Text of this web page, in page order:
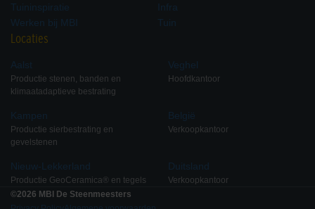
Tuininspiratie
Werken bij MBI
Infra
Tuin
Locaties
Aalst
Productie stenen, banden en
klimaatadaptieve bestrating
Kampen
Productie sierbestrating en
gevelstenen
Nieuw-Lekkerland
Productie GeoCeramica® en tegels
Veghel
Hoofdkantoor
België
Verkoopkantoor
Duitsland
Verkoopkantoor
©2026 MBI De Steenmeesters